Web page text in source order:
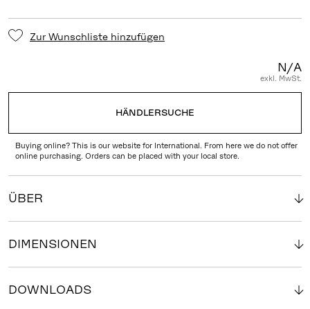
Zur Wunschliste hinzufügen
N/A
exkl. MwSt.
HÄNDLERSUCHE
Buying online? This is our website for International. From here we do not offer
online purchasing. Orders can be placed with your local store.
ÜBER
DIMENSIONEN
DOWNLOADS